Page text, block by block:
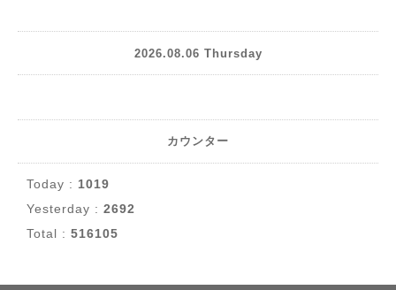
2026.08.06 Thursday
カウンター
Today : 1019
Yesterday : 2692
Total : 516105